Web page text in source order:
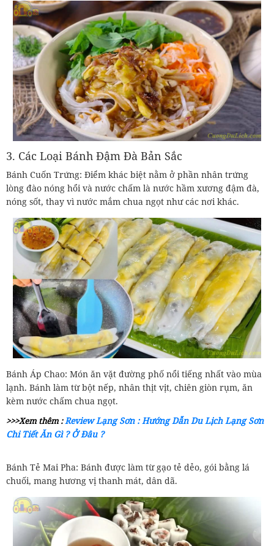
3. Các Loại Bánh Đậm Đà Bản Sắc
Bánh Cuốn Trứng: Điểm khác biệt nằm ở phần nhân trứng
lòng đào nóng hổi và nước chấm là nước hầm xương đậm đà,
nóng sốt, thay vì nước mắm chua ngọt như các nơi khác.
Bánh Áp Chao: Món ăn vặt đường phố nổi tiếng nhất vào mùa
lạnh. Bánh làm từ bột nếp, nhân thịt vịt, chiên giòn rụm, ăn
kèm nước chấm chua ngọt.
>>>Xem thêm :Review Lạng Sơn : Hướng Dẫn Du Lịch Lạng Sơn
Chi Tiết Ăn Gì ? Ở Đâu ?
Bánh Tẻ Mai Pha: Bánh được làm từ gạo tẻ dẻo, gói bằng lá
chuối, mang hương vị thanh mát, dân dã.